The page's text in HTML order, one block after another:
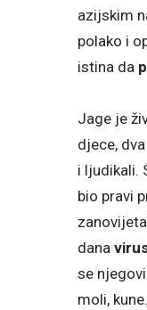
azijskim
polako i
istina da
Jage je
djece,
i ljudikali.
bio pravi
dana
se
moli,